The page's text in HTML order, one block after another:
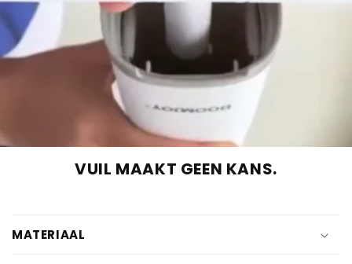
VUIL MAAKT GEEN KANS.
MATERIAAL